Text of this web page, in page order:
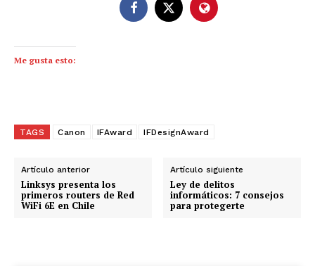
Me gusta esto:
TAGS Canon IFAward IFDesignAward
Artículo anterior
Linksys presenta los
primeros routers de Red
WiFi 6E en Chile
Artículo siguiente
Ley de delitos
informáticos: 7 consejos
para protegerte